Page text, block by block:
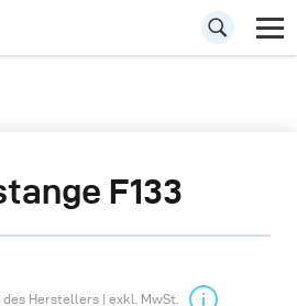
F133
Herstellers | exkl. MwSt.